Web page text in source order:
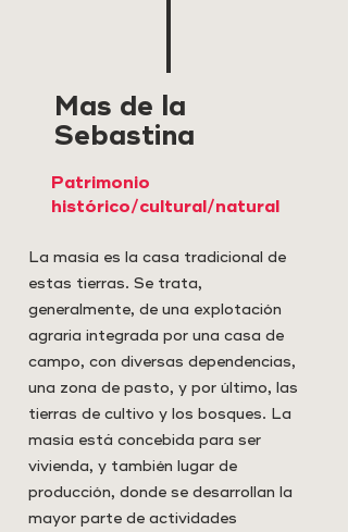
Mas de la
Sebastina
Patrimonio
histórico/cultural/natural
La masía es la casa tradicional de
estas tierras. Se trata,
generalmente, de una explotación
agraria integrada por una casa de
campo, con diversas dependencias,
una zona de pasto, y por último, las
tierras de cultivo y los bosques. La
masía está concebida para ser
vivienda, y también lugar de
producción, donde se desarrollan la
mayor parte de actividades